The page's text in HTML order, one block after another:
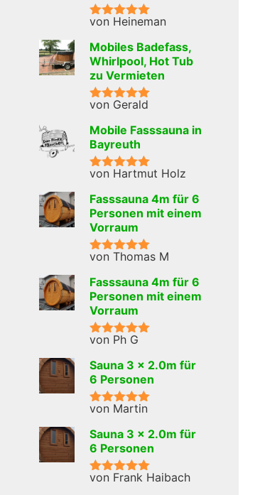
Bewertet mit
von Heineman
Mobiles Badefass,
Whirlpool, Hot Tub
zu Vermieten
Bewertet mit
von Gerald
Mobile Fasssauna in
Bayreuth
Bewertet mit
von Hartmut Holz
Fasssauna 4m für 6
Personen mit einem
Vorraum
Bewertet mit
von Thomas M
Fasssauna 4m für 6
Personen mit einem
Vorraum
Bewertet mit
von Ph G
Sauna 3 x 2.0m für
6 Personen
Bewertet mit
von Martin
Sauna 3 x 2.0m für
6 Personen
Bewertet mit
von Frank Haibach